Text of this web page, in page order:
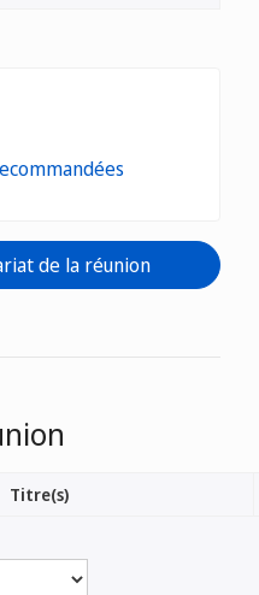
de la réunion
Titre(s)